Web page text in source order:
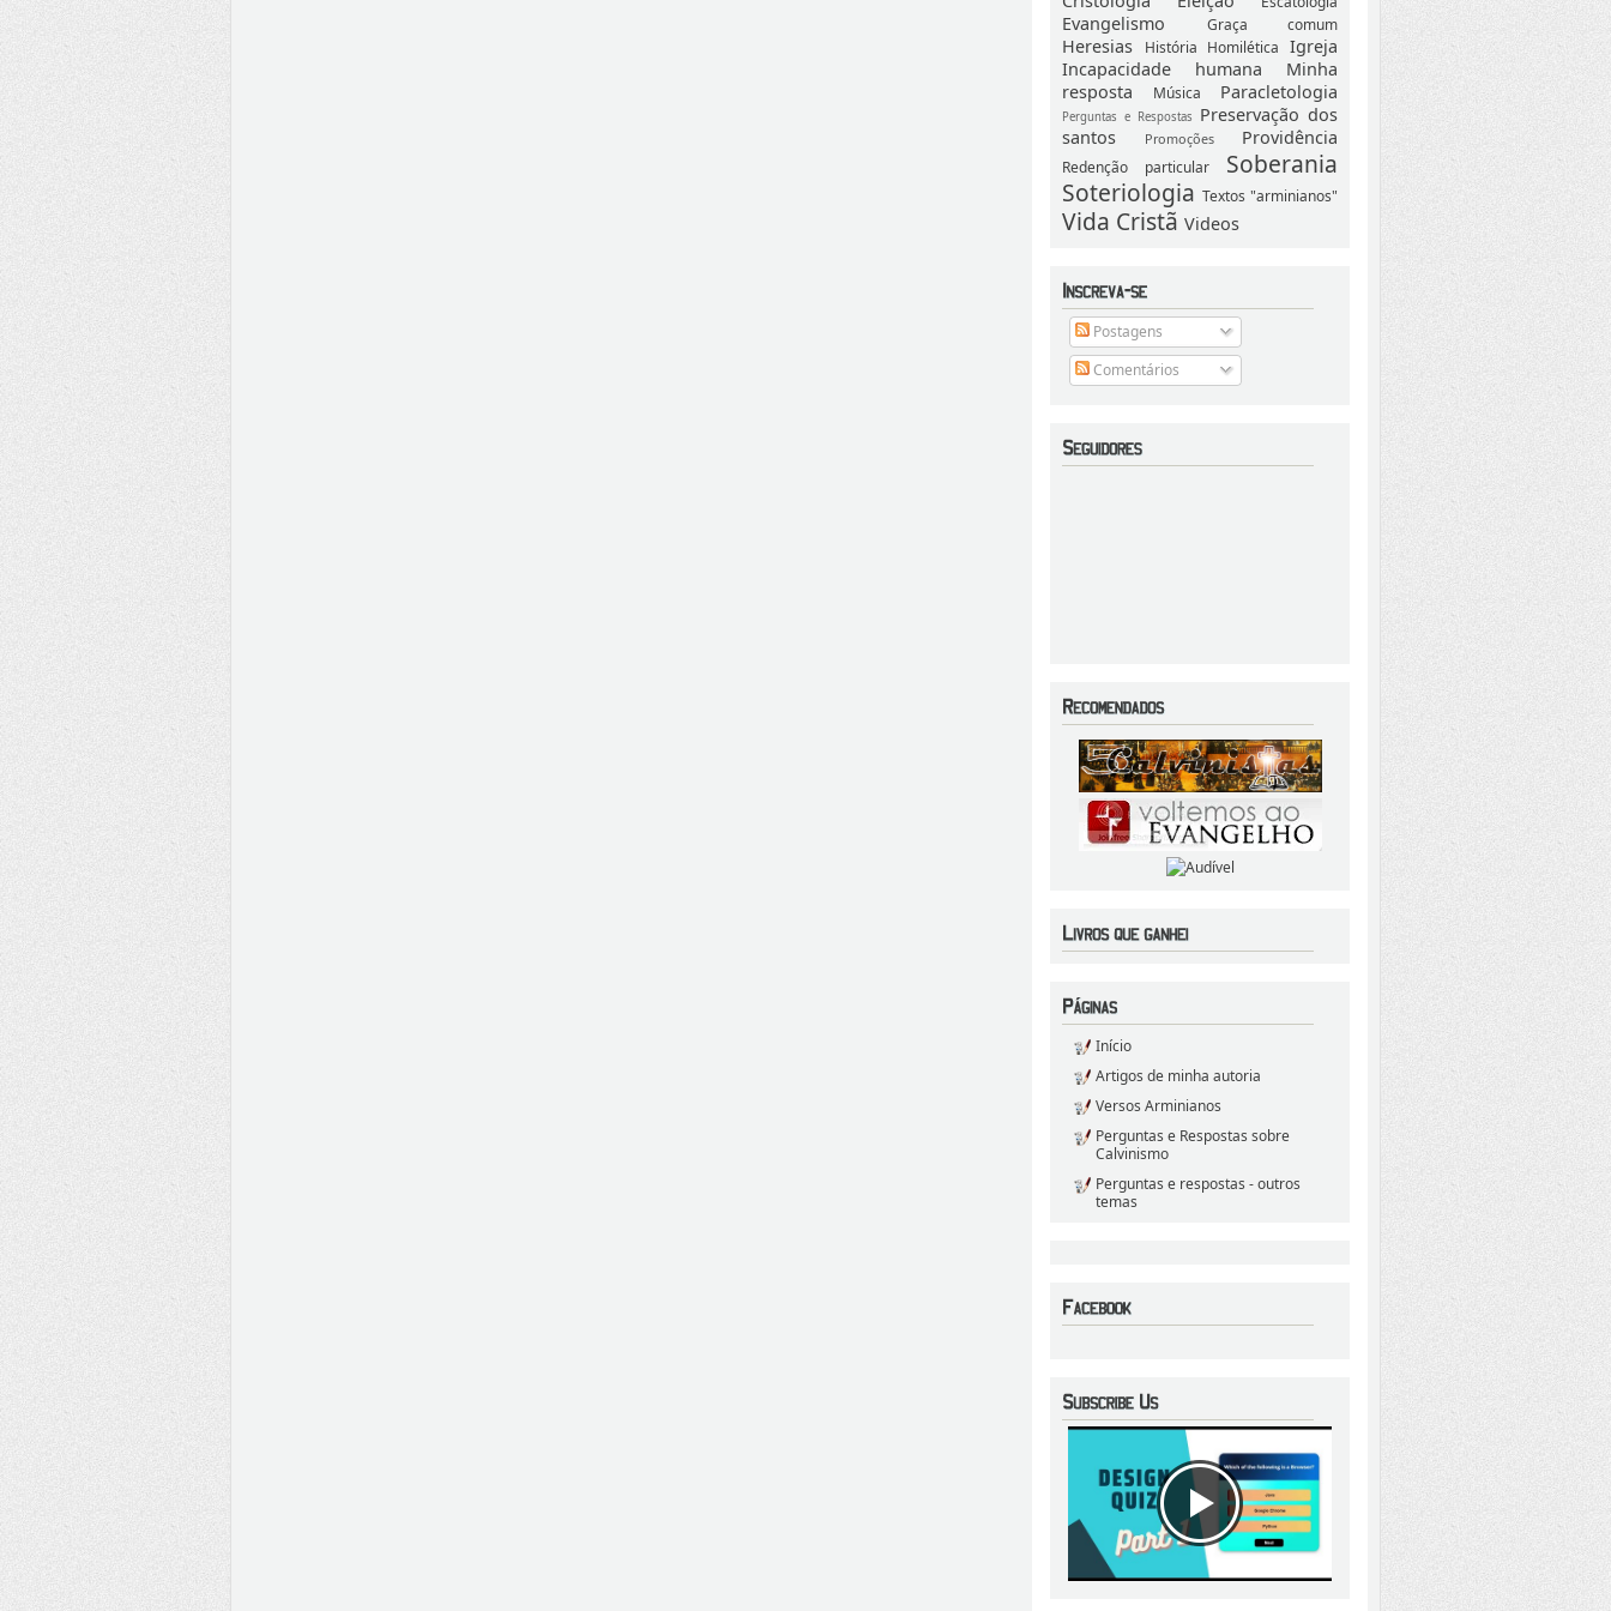
Evangelismo Graça comum
Heresias História Homilética Igreja
Incapacidade humana
Minha
resposta
Música Paracletologia
Perguntas e Respostas
Preservação dos
santos
Promoções Providência
Redenção particular
Soberania
Soteriologia Textos "arminianos"
Vida Cristã Videos
Postagens
Comentários
Início
Artigos de minha autoria
Versos Arminianos
Perguntas e Respostas sobre
Calvinismo
Perguntas e respostas - outros
temas